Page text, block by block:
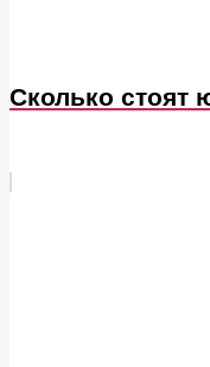
Сколько